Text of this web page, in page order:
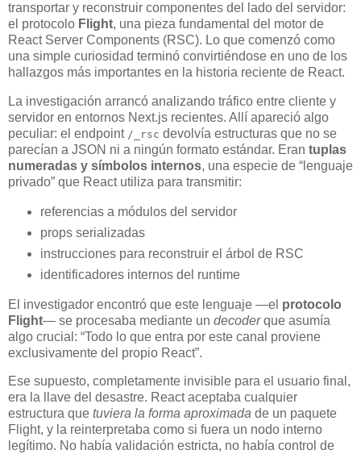
transportar y reconstruir componentes del lado del servidor:
el protocolo Flight, una pieza fundamental del motor de
React Server Components (RSC). Lo que comenzó como
una simple curiosidad terminó convirtiéndose en uno de los
hallazgos más importantes en la historia reciente de React.
La investigación arrancó analizando tráfico entre cliente y
servidor en entornos Next.js recientes. Allí apareció algo
peculiar: el endpoint /_rsc devolvía estructuras que no se
parecían a JSON ni a ningún formato estándar. Eran tuplas
numeradas y símbolos internos, una especie de “lenguaje
privado” que React utiliza para transmitir:
referencias a módulos del servidor
props serializadas
instrucciones para reconstruir el árbol de RSC
identificadores internos del runtime
El investigador encontró que este lenguaje —el protocolo
Flight— se procesaba mediante un decoderque asumía
algo crucial: “Todo lo que entra por este canal proviene
exclusivamente del propio React”.
Ese supuesto, completamente invisible para el usuario final,
era la llave del desastre. React aceptaba cualquier
estructura que tuviera la forma aproximada de un paquete
Flight, y la reinterpretaba como si fuera un nodo interno
legítimo. No había validación estricta, no había control de